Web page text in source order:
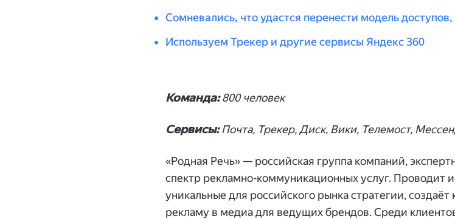
Сомневались, что удастся перенести модель
Используем Трекер и другие сервисы Яндекс 360
Команда:800 человек
Сервисы:Почта, Трекер, Диск, Вики, Телемост,
«Родная Речь» — российская группа компаний,
спектр рекламно-коммуникационных услуг. Проводит
уникальные для российского рынка стратегии,
рекламу в медиа для ведущих брендов. Среди